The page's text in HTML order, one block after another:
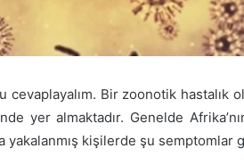
cevaplayalım. Bir zoonotik hastalık
yer almaktadır. Genelde
yakalanmış kişilerde şu semptomlar